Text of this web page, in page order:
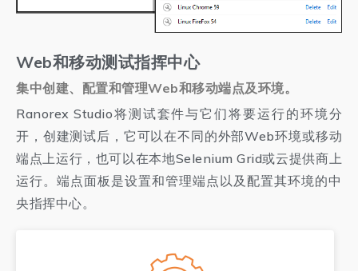
Web和移动测试指挥中心
集中创建、配置和管理Web和移动端点及环境。
Ranorex Studio将测试套件与它们将要运行的环境分
开，创建测试后，它可以在不同的外部Web环境或移动
端点上运行，也可以在本地Selenium Grid或云提供商上
运行。端点面板是设置和管理端点以及配置其环境的中
央指挥中心。